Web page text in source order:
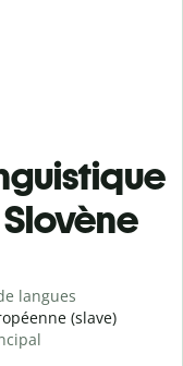
langues
(slave)